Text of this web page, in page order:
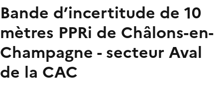
Bande d’incertitude de 10
mètres PPRi de Châlons-en-
Champagne - secteur Aval
de la CAC